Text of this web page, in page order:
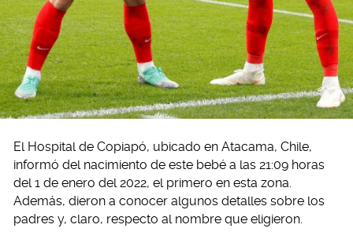
El Hospital de Copiapó, ubicado en Atacama, Chile,
informó del nacimiento de este bebé a las 21:09 horas
del 1 de enero del 2022, el primero en esta zona.
Además, dieron a conocer algunos detalles sobre los
padres y, claro, respecto al nombre que eligieron.